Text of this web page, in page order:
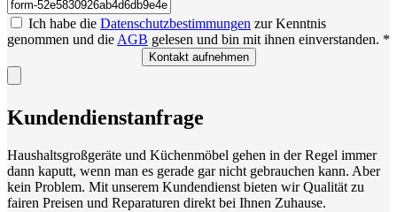
Ich habe die Datenschutzbestimmungen zur Kenntnis
genommen und die AGB gelesen und bin mit ihnen einverstanden. *
Kontakt aufnehmen
Kundendienstanfrage
Haushaltsgroßgeräte und Küchenmöbel gehen in der Regel immer
dann kaputt, wenn man es gerade gar nicht gebrauchen kann. Aber
kein Problem. Mit unserem Kundendienst bieten wir Qualität zu
fairen Preisen und Reparaturen direkt bei Ihnen Zuhause.